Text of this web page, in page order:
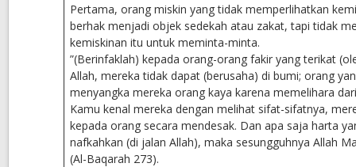
Pertama, orang miskin yang tidak memperlihatkan
berhak menjadi objek sedekah atau zakat, tapi tidak
kemiskinan itu untuk meminta-minta.
”(Berinfaklah) kepada orang-orang fakir yang terikat
Allah, mereka tidak dapat (berusaha) di bumi; orang
menyangka mereka orang kaya karena memelihara
Kamu kenal mereka dengan melihat sifat-sifatnya,
kepada orang secara mendesak. Dan apa saja harta
nafkahkan (di jalan Allah), maka sesungguhnya Allah
(Al-Baqarah 273).